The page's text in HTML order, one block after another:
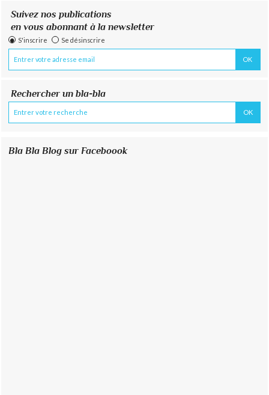
Suivez nos publications
en vous abonnant à la newsletter
S'inscrire Se désinscrire
Rechercher un bla-bla
Bla Bla Blog sur Faceboook